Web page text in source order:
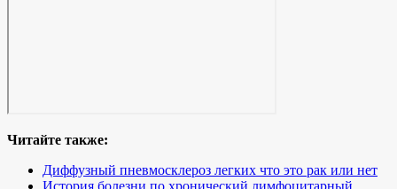
Читайте также:
Диффузный пневмосклероз легких что это рак или нет
История болезни по хронический лимфоцитарный